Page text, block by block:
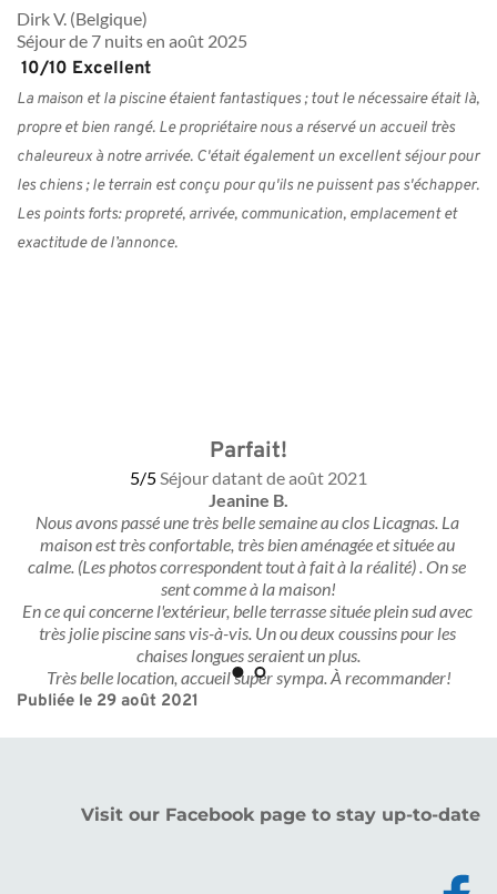
Dirk V. (Belgique)
Séjour de 7 nuits en août 2025
10/10 Excellent
La maison et la piscine étaient fantastiques ; tout le nécessaire était là,
propre et bien rangé. Le propriétaire nous a réservé un accueil très
chaleureux à notre arrivée. C'était également un excellent séjour pour
les chiens ; le terrain est conçu pour qu'ils ne puissent pas s'échapper.
Les points forts: propreté, arrivée, communication, emplacement et
exactitude de l’annonce.
Parfait!
5/5Séjour datant de août 2021
Jeanine B.
Nous avons passé une très belle semaine au clos Licagnas. La
maison est très confortable, très bien aménagée et située au
calme. (Les photos correspondent tout à fait à la réalité) . On se
sent comme à la maison!
En ce qui concerne l'extérieur, belle terrasse située plein sud avec
très jolie piscine sans vis-à-vis. Un ou deux coussins pour les
chaises longues seraient un plus.
Très belle location, accueil super sympa. À recommander!
Publiée le 29 août 2021
Visit our Facebook page to stay up-to-date